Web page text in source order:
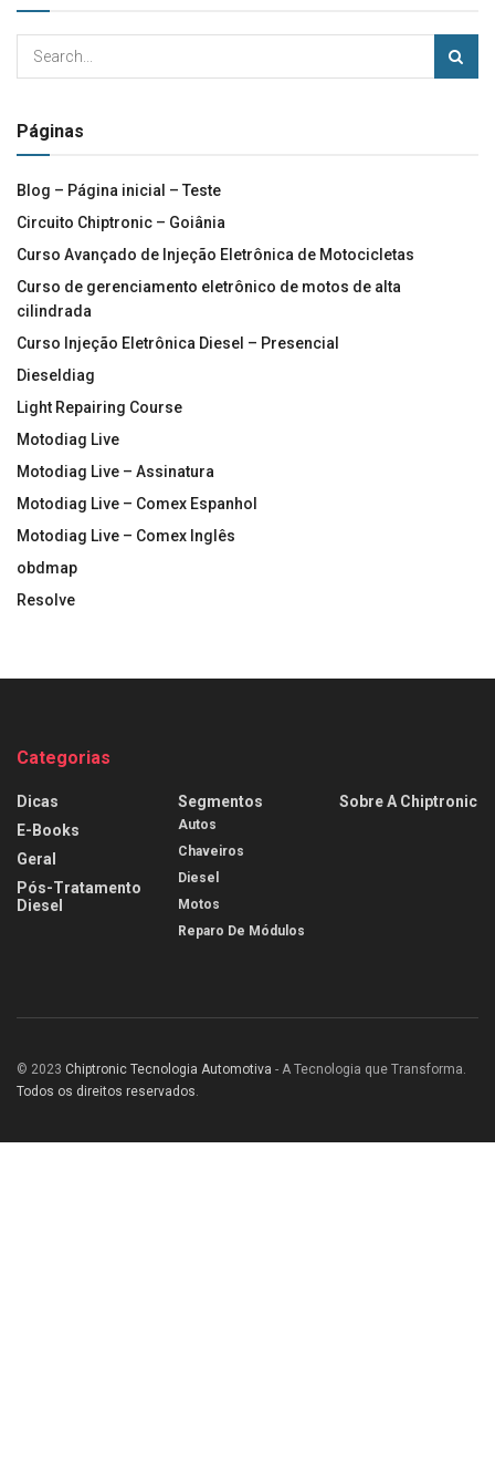
Páginas
Blog – Página inicial – Teste
Circuito Chiptronic – Goiânia
Curso Avançado de Injeção Eletrônica de Motocicletas
Curso de gerenciamento eletrônico de motos de alta
cilindrada
Curso Injeção Eletrônica Diesel – Presencial
Dieseldiag
Light Repairing Course
Motodiag Live
Motodiag Live – Assinatura
Motodiag Live – Comex Espanhol
Motodiag Live – Comex Inglês
obdmap
Resolve
Categorias
Dicas
E-Books
Geral
Pós-Tratamento
Diesel
Segmentos
Autos
Chaveiros
Diesel
Motos
Reparo De Módulos
Sobre A Chiptronic
© 2023 Chiptronic Tecnologia Automotiva - A Tecnologia que Transforma.
Todos os direitos reservados.